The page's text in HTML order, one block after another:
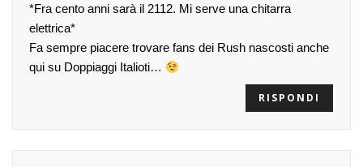
*Fra cento anni sarà il 2112. Mi serve una chitarra
elettrica*
Fa sempre piacere trovare fans dei Rush nascosti anche
qui su Doppiaggi Italioti…
RISPONDI